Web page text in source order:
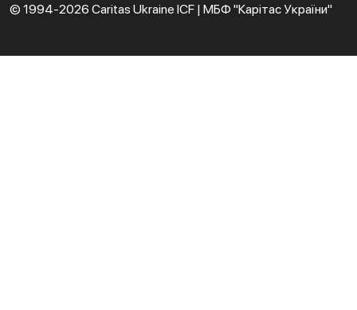
© 1994-2026 Caritas Ukraine ICF | МБФ "Карітас України"